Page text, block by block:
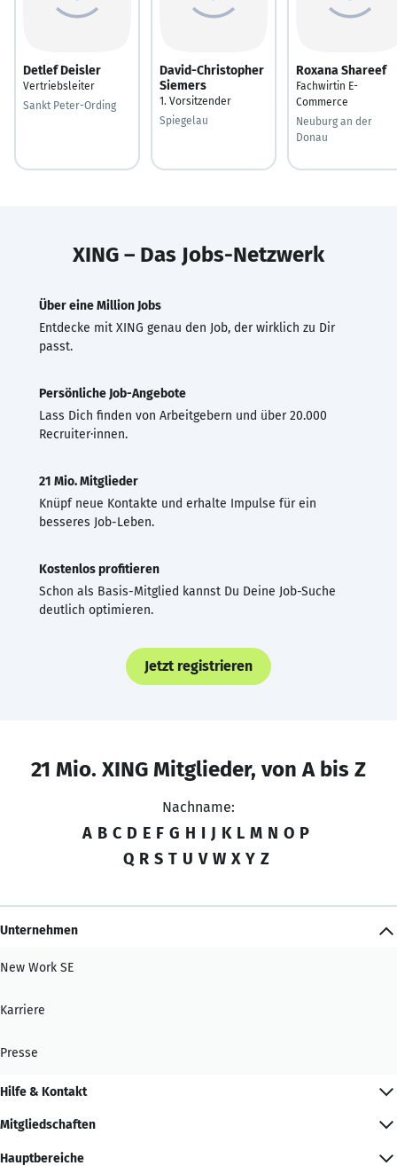
Detlef Deisler
Vertriebsleiter
Sankt Peter-Ording
David-Christopher
Siemers
1. Vorsitzender
Spiegelau
Roxana Shareef
Fachwirtin E-
Commerce
Neuburg an der
Donau
XING – Das Jobs-Netzwerk
Über eine Million Jobs
Entdecke mit XING genau den Job, der wirklich zu Dir
passt.
Persönliche Job-Angebote
Lass Dich finden von Arbeitgebern und über 20.000
Recruiter·innen.
21 Mio. Mitglieder
Knüpf neue Kontakte und erhalte Impulse für ein
besseres Job-Leben.
Kostenlos profitieren
Schon als Basis-Mitglied kannst Du Deine Job-Suche
deutlich optimieren.
Jetzt registrieren
21 Mio. XING Mitglieder, von A bis Z
Nachname:
A B C D E F G H I J K L M N O P
Q R S T U V W X Y Z
Unternehmen
New Work SE
Karriere
Presse
Hilfe & Kontakt
Mitgliedschaften
Hauptbereiche